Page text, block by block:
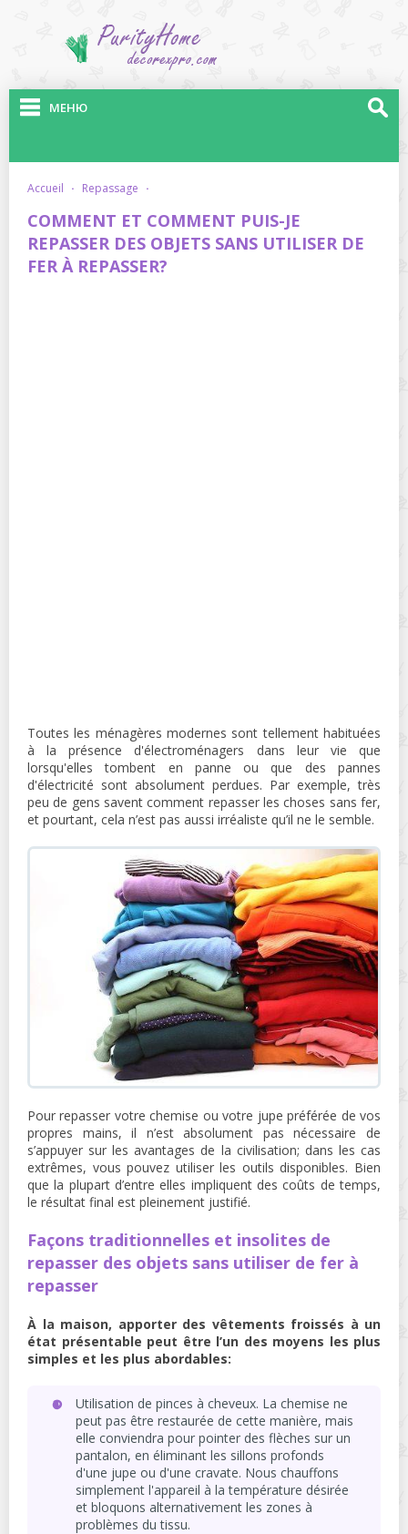
МЕНЮ
accueil · repassage ·
COMMENT ET COMMENT PUIS-JE
REPASSER DES OBJETS SANS UTILISER DE
FER À REPASSER?
Toutes les ménagères modernes sont tellement habituées
à la présence d'électroménagers dans leur vie que
lorsqu'elles tombent en panne ou que des pannes
d'électricité sont absolument perdues. Par exemple, très
peu de gens savent comment repasser les choses sans fer,
et pourtant, cela n’est pas aussi irréaliste qu’il ne le semble.
Pour repasser votre chemise ou votre jupe préférée de vos
propres mains, il n’est absolument pas nécessaire de
s’appuyer sur les avantages de la civilisation; dans les cas
extrêmes, vous pouvez utiliser les outils disponibles. Bien
que la plupart d’entre elles impliquent des coûts de temps,
le résultat final est pleinement justifié.
Façons traditionnelles et insolites de
repasser des objets sans utiliser de fer à
repasser
À la maison, apporter des vêtements froissés à un
état présentable peut être l’un des moyens les plus
simples et les plus abordables:
Utilisation de pinces à cheveux. La chemise ne
peut pas être restaurée de cette manière, mais
elle conviendra pour pointer des flèches sur un
pantalon, en éliminant les sillons profonds
d'une jupe ou d'une cravate. Nous chauffons
simplement l'appareil à la température désirée
et bloquons alternativement les zones à
problèmes du tissu.